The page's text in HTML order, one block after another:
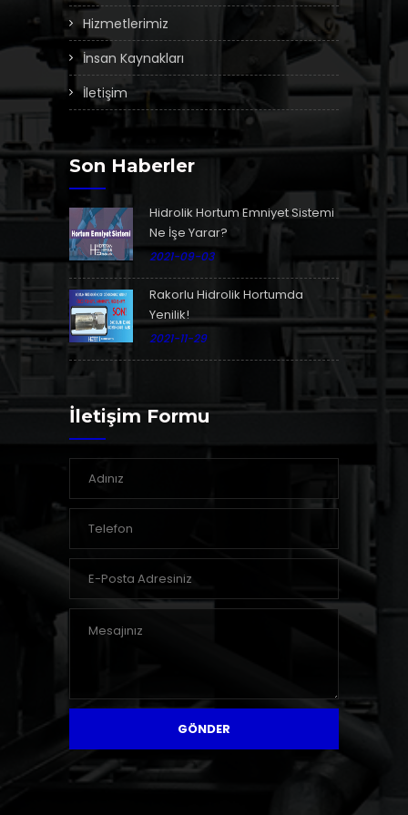
Hizmetlerimiz
İnsan Kaynakları
İletişim
Son Haberler
Hidrolik Hortum Emniyet Sistemi
Ne İşe Yarar?
2021-09-03
Rakorlu Hidrolik Hortumda
Yenilik!
2021-11-29
İletişim Formu
GÖNDER